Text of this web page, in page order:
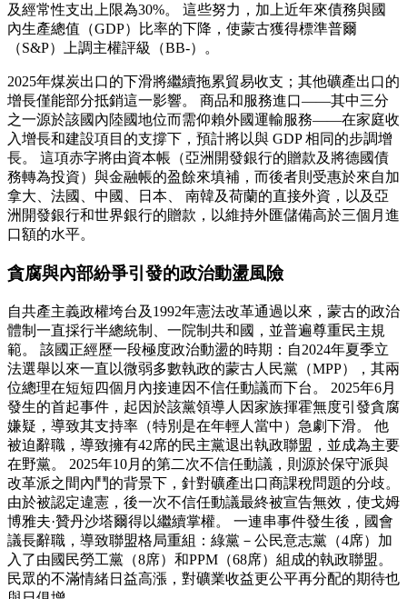
及經常性支出上限為30%。 這些努力，加上近年來債務與國
內生產總值（GDP）比率的下降，使蒙古獲得標準普爾
（S&P）上調主權評級（BB-）。
2025年煤炭出口的下滑將繼續拖累貿易收支；其他礦產出口的
增長僅能部分抵銷這一影響。 商品和服務進口——其中三分
之一源於該國內陸國地位而需仰賴外國運輸服務——在家庭收
入增長和建設項目的支撐下，預計將以與 GDP 相同的步調增
長。 這項赤字將由資本帳（亞洲開發銀行的贈款及將德國債
務轉為投資）與金融帳的盈餘來填補，而後者則受惠於來自加
拿大、法國、中國、日本、 南韓及荷蘭的直接外資，以及亞
洲開發銀行和世界銀行的贈款，以維持外匯儲備高於三個月進
口額的水平。
貪腐與內部紛爭引發的政治動盪風險
自共產主義政權垮台及1992年憲法改革通過以來，蒙古的政治
體制一直採行半總統制、一院制共和國，並普遍尊重民主規
範。 該國正經歷一段極度政治動盪的時期：自2024年夏季立
法選舉以來一直以微弱多數執政的蒙古人民黨（MPP），其兩
位總理在短短四個月內接連因不信任動議而下台。 2025年6月
發生的首起事件，起因於該黨領導人因家族揮霍無度引發貪腐
嫌疑，導致其支持率（特別是在年輕人當中）急劇下滑。 他
被迫辭職，導致擁有42席的民主黨退出執政聯盟，並成為主要
在野黨。 2025年10月的第二次不信任動議，則源於保守派與
改革派之間內鬥的背景下，針對礦產出口商課稅問題的分歧。
由於被認定違憲，後一次不信任動議最終被宣告無效，使戈姆
博雅夫·贊丹沙塔爾得以繼續掌權。 一連串事件發生後，國會
議長辭職，導致聯盟格局重組：綠黨－公民意志黨（4席）加
入了由國民勞工黨（8席）和PPM（68席）組成的執政聯盟。
民眾的不滿情緒日益高漲，對礦業收益更公平再分配的期待也